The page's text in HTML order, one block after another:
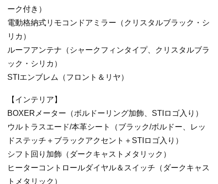
ーク付き）
電動格納式リモコンドアミラー（クリスタルブラック・シ
リカ）
ルーフアンテナ（シャークフィンタイプ、クリスタルブラ
ック・シリカ）
STIエンブレム（フロント＆リヤ）
【インテリア】
BOXERメーター（ボルドーリング加飾、STIロゴ入り）
ウルトラスエード/本革シート（ブラック/ボルドー、レッ
ドステッチ＋ブラックアクセント＋STIロゴ入り）
シフト回り加飾（ダークキャストメタリック）
ヒーターコントロールダイヤル＆スイッチ（ダークキャス
トメタリック）